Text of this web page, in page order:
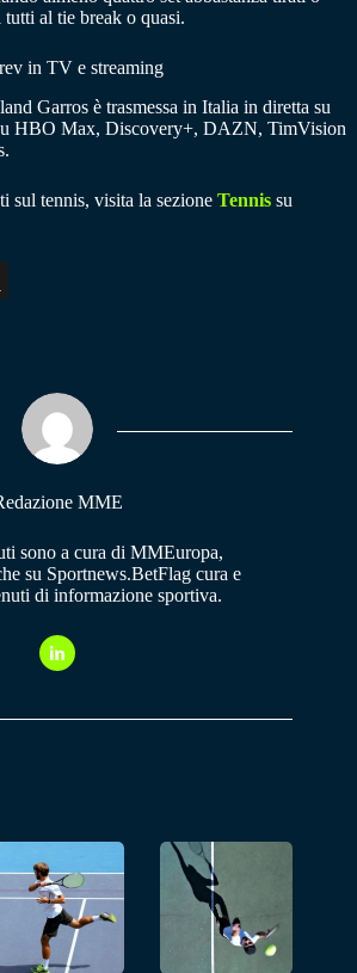
al tie break o quasi.
in TV e streaming
Garros è trasmessa in Italia in diretta su
HBO Max, Discovery+, DAZN, TimVision
sul tennis, visita la sezione Tennis su
MME
sono a cura di MMEuropa,
su Sportnews.BetFlag cura e
di informazione sportiva.